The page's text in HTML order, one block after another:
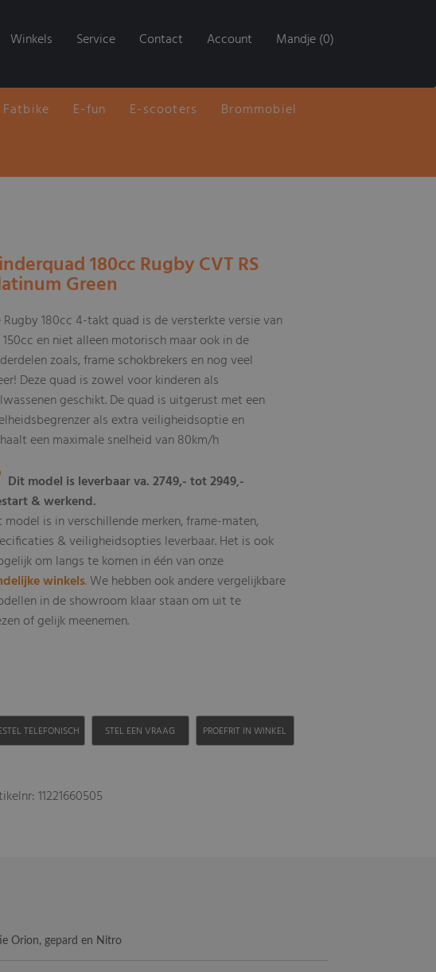
Winkels Service Contact Account Mandje (0)
Fatbike E-fun E-scooters Brommobiel
180cc Rugby CVT RS
Green
Rugby 180cc 4-takt quad is de versterkte versie van
150cc en niet alleen motorisch maar ook in de
zoals, frame schokbrekers en nog veel
Deze quad is zowel voor kinderen als
geschikt. De quad is uitgerust met een
als extra veiligheidsoptie en
een maximale snelheid van 80km/h
Dit model is leverbaar va. 2749,- tot 2949,-
& werkend.
model is in verschillende merken, frame-maten,
& veiligheidsopties leverbaar. Het is ook
om langs te komen in één van onze
winkels.We hebben ook andere vergelijkbare
in de showroom klaar staan om uit te
of gelijk meenemen.
TELEFONISCH STEL EEN VRAAG PROEFRIT IN WINKEL
11221660505
Orion, gepard en Nitro